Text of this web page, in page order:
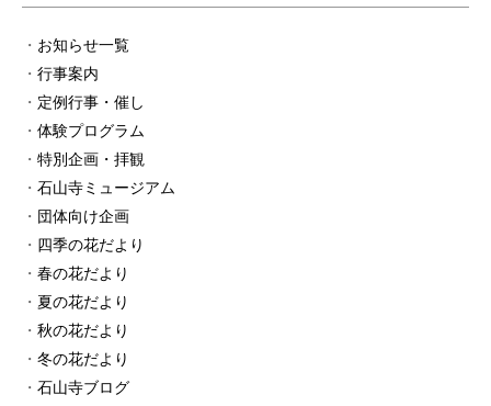
お知らせ一覧
行事案内
定例行事・催し
体験プログラム
特別企画・拝観
石山寺ミュージアム
団体向け企画
四季の花だより
春の花だより
夏の花だより
秋の花だより
冬の花だより
石山寺ブログ